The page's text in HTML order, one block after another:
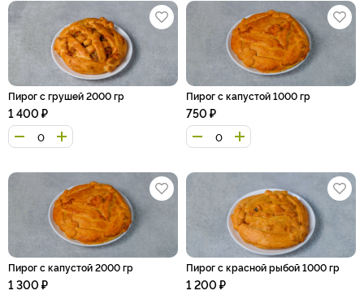
Пирог с грушей 2000 гр
1 400 ₽
Пирог с капустой 1000 гр
750 ₽
Пирог с капустой 2000 гр
1 300 ₽
Пирог с красной рыбой 1000 гр
1 200 ₽